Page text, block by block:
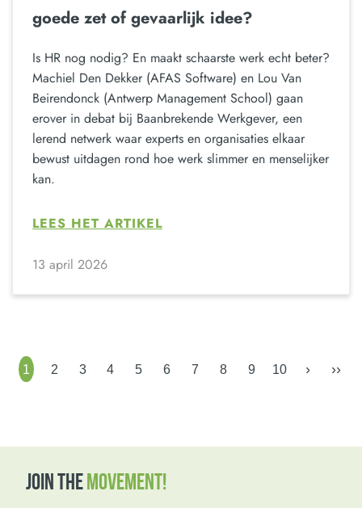
goede zet of gevaarlijk idee?
Is HR nog nodig? En maakt schaarste werk echt beter?
Machiel Den Dekker (AFAS Software) en Lou Van
Beirendonck (Antwerp Management School) gaan
erover in debat bij Baanbrekende Werkgever, een
lerend netwerk waar experts en organisaties elkaar
bewust uitdagen rond hoe werk slimmer en menselijker
kan.
LEES HET ARTIKEL
13 april 2026
1 2 3 4 5 6 7 8 9 10 › ››
JOIN THEMOVEMENT!